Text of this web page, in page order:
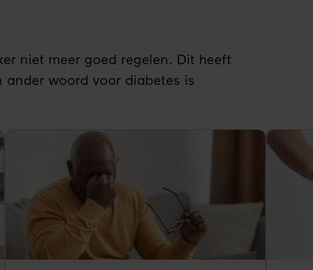
niet meer goed regelen. Dit heeft
ander woord voor diabetes is